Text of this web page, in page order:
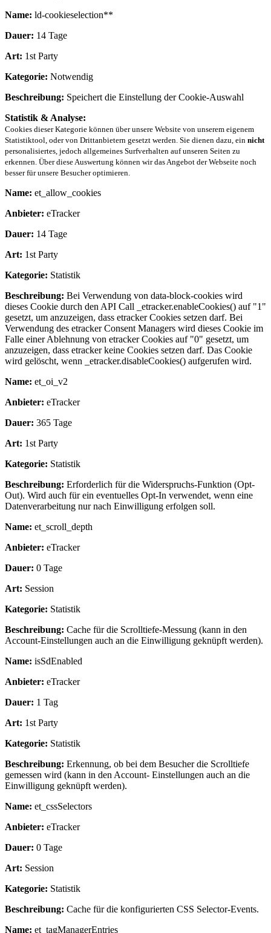
Name: ld-cookieselection**
Dauer: 14 Tage
Art: 1st Party
Kategorie: Notwendig
Beschreibung: Speichert die Einstellung der Cookie-Auswahl
Statistik & Analyse:
Cookies dieser Kategorie können über unsere Website von unserem eigenem
Statistiktool, oder von Drittanbietern gesetzt werden. Sie dienen dazu, ein nicht
personalisiertes, jedoch allgemeines Surfverhalten auf unseren Seiten zu
erkennen. Über diese Auswertung können wir das Angebot der Webseite noch
besser für unsere Besucher optimieren.
Name: et_allow_cookies
Anbieter: eTracker
Dauer: 14 Tage
Art: 1st Party
Kategorie: Statistik
Beschreibung: Bei Verwendung von data-block-cookies wird
dieses Cookie durch den API Call _etracker.enableCookies() auf "1"
gesetzt, um anzuzeigen, dass etracker Cookies setzen darf. Bei
Verwendung des etracker Consent Managers wird dieses Cookie im
Falle einer Ablehnung von etracker Cookies auf "0" gesetzt, um
anzuzeigen, dass etracker keine Cookies setzen darf. Das Cookie
wird gelöscht, wenn _etracker.disableCookies() aufgerufen wird.
Name: et_oi_v2
Anbieter: eTracker
Dauer: 365 Tage
Art: 1st Party
Kategorie: Statistik
Beschreibung: Erforderlich für die Widerspruchs-Funktion (Opt-
Out). Wird auch für ein eventuelles Opt-In verwendet, wenn eine
Datenverarbeitung nur nach Einwilligung erfolgen soll.
Name: et_scroll_depth
Anbieter: eTracker
Dauer: 0 Tage
Art: Session
Kategorie: Statistik
Beschreibung: Cache für die Scrolltiefe-Messung (kann in den
Account-Einstellungen auch an die Einwilligung geknüpft werden).
Name: isSdEnabled
Anbieter: eTracker
Dauer: 1 Tag
Art: 1st Party
Kategorie: Statistik
Beschreibung: Erkennung, ob bei dem Besucher die Scrolltiefe
gemessen wird (kann in den Account- Einstellungen auch an die
Einwilligung geknüpft werden).
Name: et_cssSelectors
Anbieter: eTracker
Dauer: 0 Tage
Art: Session
Kategorie: Statistik
Beschreibung: Cache für die konfigurierten CSS Selector-Events.
Name: et_tagManagerEntries